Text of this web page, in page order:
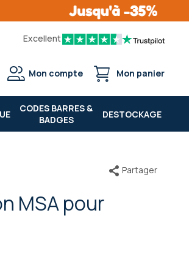
Excellent
Mon compte Mon panier
CODES BARRES &
BADGES
DESTOCKAGE
MSA pour
Partager